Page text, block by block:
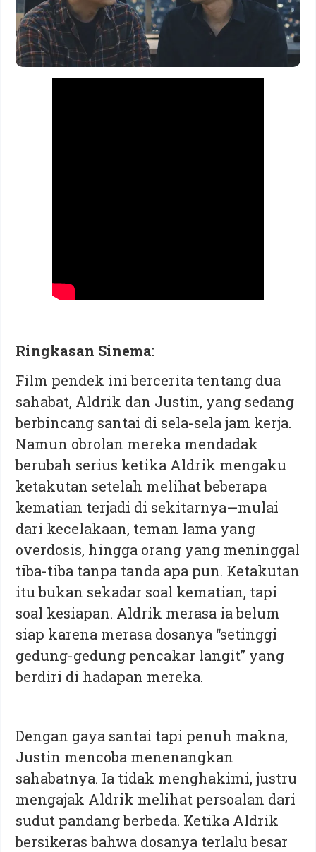
Ringkasan Sinema:
Film pendek ini bercerita tentang dua
sahabat, Aldrik dan Justin, yang sedang
berbincang santai di sela-sela jam kerja.
Namun obrolan mereka mendadak
berubah serius ketika Aldrik mengaku
ketakutan setelah melihat beberapa
kematian terjadi di sekitarnya—mulai
dari kecelakaan, teman lama yang
overdosis, hingga orang yang meninggal
tiba-tiba tanpa tanda apa pun. Ketakutan
itu bukan sekadar soal kematian, tapi
soal kesiapan. Aldrik merasa ia belum
siap karena merasa dosanya “setinggi
gedung-gedung pencakar langit” yang
berdiri di hadapan mereka.
Dengan gaya santai tapi penuh makna,
Justin mencoba menenangkan
sahabatnya. Ia tidak menghakimi, justru
mengajak Aldrik melihat persoalan dari
sudut pandang berbeda. Ketika Aldrik
bersikeras bahwa dosanya terlalu besar